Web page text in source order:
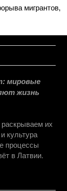
мигрантов,
мировые
жизнь
их
культура
процессы
в Латвии.